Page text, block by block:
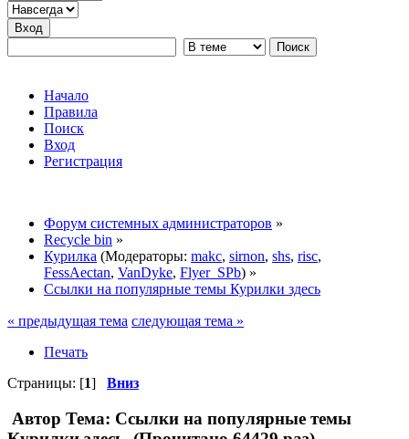
Начало
Правила
Поиск
Вход
Регистрация
Форум системных администраторов »
Recycle bin »
Курилка (Модераторы: makc, sirnon, shs, risc,
FessAectan, VanDyke, Flyer_SPb) »
Ссылки на популярные темы Курилки здесь
« предыдущая тема следующая тема »
Печать
Страницы: [1] Вниз
Автор Тема: Ссылки на популярные темы